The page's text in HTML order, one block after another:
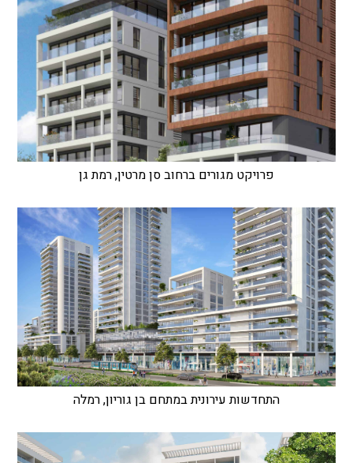
פרויקט מגורים ברחוב סן מרטין, רמת גן
התחדשות עירונית במתחם בן גוריון, רמלה